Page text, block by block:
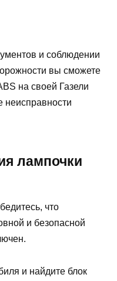
и соблюдении
вы сможете
на своей Газели
неисправности
лампочки
что
и безопасной
и найдите блок